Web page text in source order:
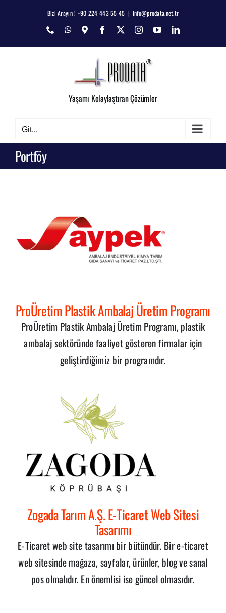
Bizi Arayın ! +90 224 443 55 45 | info@prodata.net.tr
Phone WhatsApp
Map Facebook Instagram
YouTubeLinkedIn
Yaşamı Kolaylaştıran Çözümler
Git...
Portföy
ProÜretim Plastik Ambalaj Üretim Programı
ProÜretim Plastik Ambalaj Üretim Programı, plastik
ambalaj sektöründe faaliyet gösteren firmalar için
geliştirdiğimiz bir programdır.
Zogada Tarım A.Ş. E-Ticaret Web Sitesi
Tasarımı
E-Ticaret web site tasarımı bir bütündür. Bir e-ticaret
web sitesinde mağaza, sayfalar, ürünler, blog ve sanal
pos olmalıdır. En önemlisi ise güncel olmasıdır.